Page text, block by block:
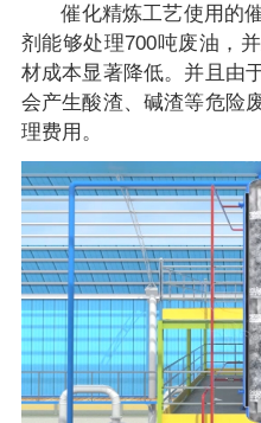
催化精炼工艺使用的
剂能够处理700吨废油，
材成本显著降低。并且由
会产生酸渣、碱渣等危险
理费用。